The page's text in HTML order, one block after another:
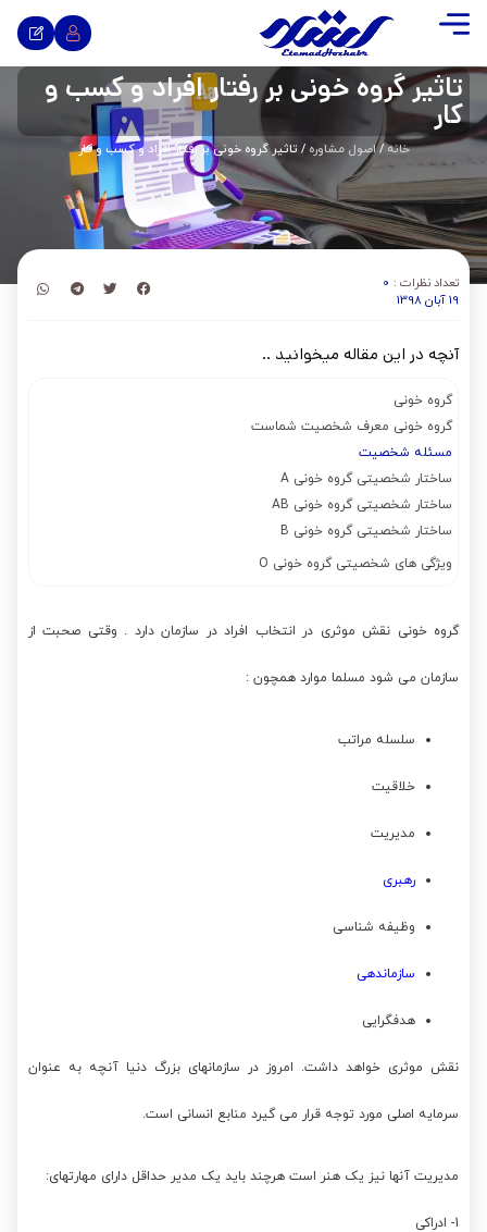
تاثیر گروه خونی بر رفتار افراد و کسب و
کار
خانه/اصول مشاوره / تاثیر گروه خونی بر رفتار افراد و کسب و کار
تعداد نظرات : 0
19 آبان 1398
آنچه در این مقاله میخوانید ..
گروه خونی
گروه خونی معرف شخصیت شماست
مسئله شخصیت
ساختار شخصیتی گروه خونی A
ساختار شخصیتی گروه خونی AB
ساختار شخصیتی گروه خونی B
ویژگی های شخصیتی گروه خونی O
گروه خونی نقش موثری در انتخاب افراد در سازمان دارد . وقتی صحبت از
سازمان می شود مسلما موارد همچون :
سلسله مراتب
خلاقیت
مدیریت
رهبری
وظیفه شناسی
سازماندهی
هدفگرایی
نقش موثری خواهد داشت. امروز در سازمانهای بزرگ دنیا آنچه به عنوان
سرمایه اصلی مورد توجه قرار می گیرد منابع انسانی است.
مدیریت آنها نیز یک هنر است هرچند باید یک مدیر حداقل دارای مهارتهای:
1- ادراکی